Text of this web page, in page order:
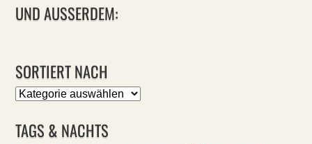
UND AUSSERDEM:
SORTIERT NACH
Sortiert
TAGS & NACHTS